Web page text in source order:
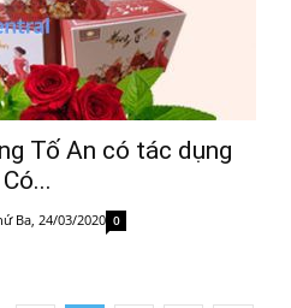
Tố An có tác dụng
Ba, 24/03/2020 0